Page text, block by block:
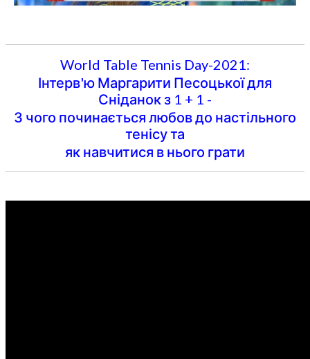
World Table Tennis Day-2021:
Інтерв'ю Маргарити Песоцької для
Сніданок з 1 + 1 -
З чого починається любов до настільного
тенісу та
як навчитися в нього грати